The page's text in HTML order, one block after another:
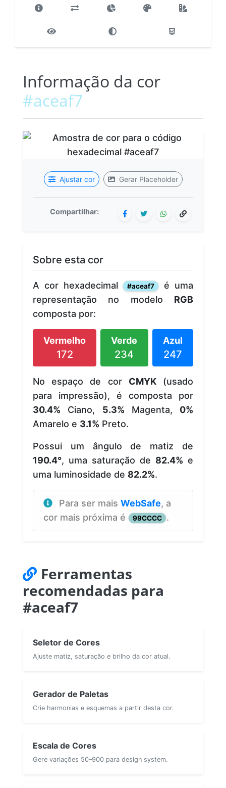
Informação da cor
#aceaf7
Ajustar cor Gerar Placeholder
Compartilhar:
Sobre esta cor
A cor hexadecimal #aceaf7
é uma
representação no modelo RGB
composta por:
Vermelho
172
Verde
234
Azul
247
No espaço de cor CMYK(usado
para impressão), é composta por
30.4% Ciano, 5.3% Magenta, 0%
Amarelo e 3.1% Preto.
Possui um ângulo de matiz de
190.4°, uma saturação de 82.4% e
uma luminosidade de 82.2%.
Para ser mais WebSafe, a
cor mais próxima é
99CCCC .
Ferramentas
recomendadas para
#aceaf7
Seletor de Cores
Ajuste matiz, saturação e brilho da cor atual.
Gerador de Paletas
Crie harmonias e esquemas a partir desta cor.
Escala de Cores
Gere variações 50–900 para design system.